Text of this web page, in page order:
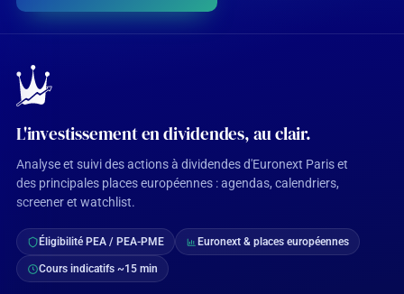
L'investissement en dividendes, au clair.
Analyse et suivi des actions à dividendes d'Euronext Paris et
des principales places européennes : agendas, calendriers,
screener et watchlist.
Éligibilité PEA / PEA-PME Euronext & places européennes
Cours indicatifs ~15 min